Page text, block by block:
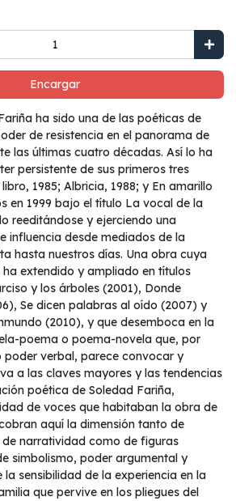
Encargar
ha sido una de las poéticas de
de resistencia en el panorama de
las últimas cuatro décadas. Así lo ha
persistente de sus primeros tres
1985; Albricia, 1988; y En amarillo
en 1999 bajo el título La vocal de la
reeditándose y ejerciendo una
influencia desde mediados de la
hasta nuestros días. Una obra cuya
extendido y ampliado en títulos
y los árboles (2001), Donde
Se dicen palabras al oído (2007) y
(2010), y que desemboca en la
poema o poema-novela que, por
poder verbal, parece convocar y
a las claves mayores y las tendencias
poética de Soledad Fariña,
de voces que habitaban la obra de
aquí la dimensión tanto de
narratividad como de figuras
simbolismo, poder argumental y
sensibilidad de la experiencia en la
que pervive en los pliegues del